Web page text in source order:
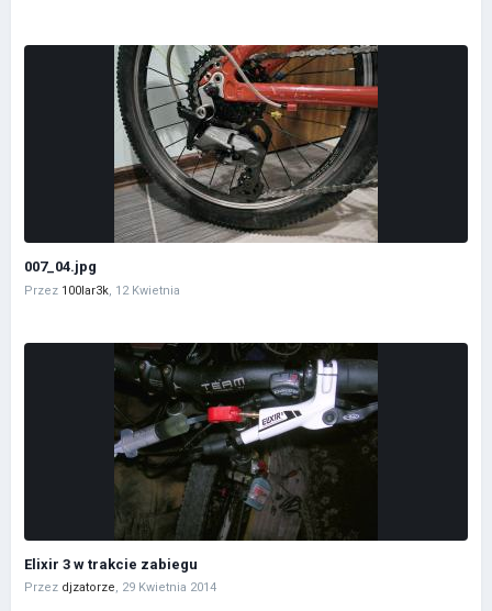
007_04.jpg
Przez 100lar3k, 12 Kwietnia
Elixir 3 w trakcie zabiegu
Przez djzatorze, 29 Kwietnia 2014